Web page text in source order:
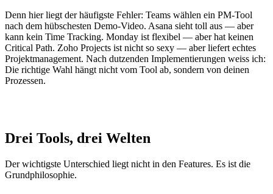
Denn hier liegt der häufigste Fehler: Teams wählen ein PM-Tool
nach dem hübschesten Demo-Video. Asana sieht toll aus — aber
kann kein Time Tracking. Monday ist flexibel — aber hat keinen
Critical Path. Zoho Projects ist nicht so sexy — aber liefert echtes
Projektmanagement. Nach dutzenden Implementierungen weiss ich:
Die richtige Wahl hängt nicht vom Tool ab, sondern von deinen
Prozessen.
Drei Tools, drei Welten
Der wichtigste Unterschied liegt nicht in den Features. Es ist die
Grundphilosophie.